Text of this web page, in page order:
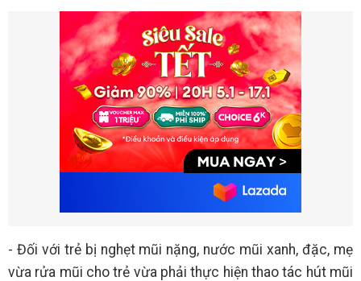
- Đối với trẻ bị nghẹt mũi nặng, nước mũi xanh, đặc, mẹ
vừa rửa mũi cho trẻ vừa phải thực hiện thao tác hút mũi